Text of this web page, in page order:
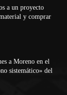
a un proyecto
y comprar
a Moreno en el
sistemático» del